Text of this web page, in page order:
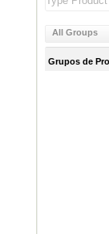
All Groups
Grupos de